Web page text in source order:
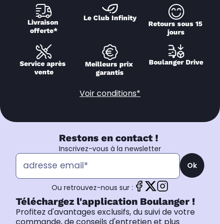
Livraison
offerte*
Le Club Infinity
Retours sous 15
jours
Service après
vente
Meilleurs prix
garantis
Boulanger Drive
Voir conditions*
Restons en contact !
Inscrivez-vous à la newsletter
Ok
Ou retrouvez-nous sur :
Téléchargez l'application Boulanger !
Profitez d'avantages exclusifs, du suivi de votre